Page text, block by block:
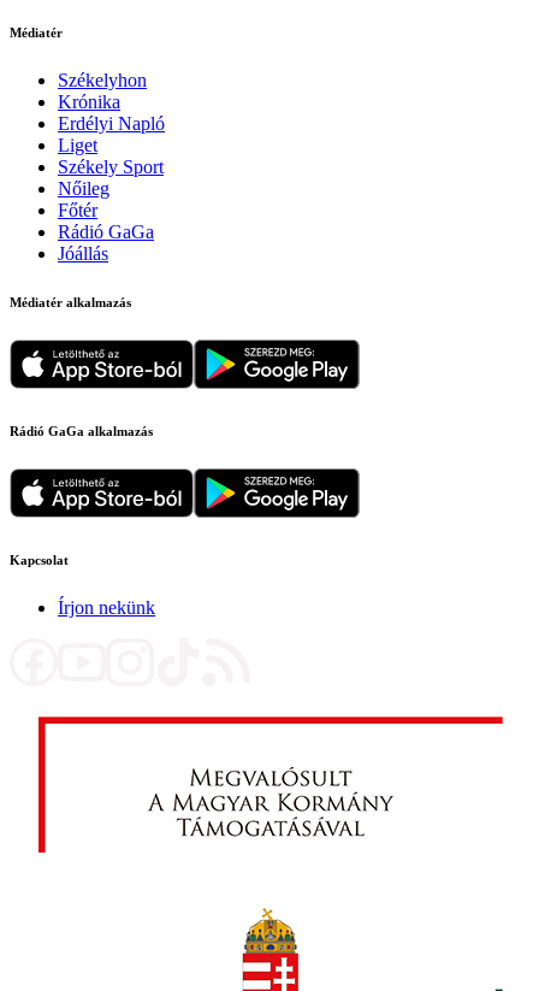
Médiatér
Székelyhon
Krónika
Erdélyi Napló
Liget
Székely Sport
Nőileg
Főtér
Rádió GaGa
Jóállás
Médiatér alkalmazás
Rádió GaGa alkalmazás
Kapcsolat
Írjon nekünk